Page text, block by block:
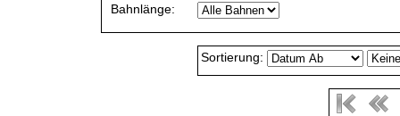
Bahnlänge:
Sortierung: